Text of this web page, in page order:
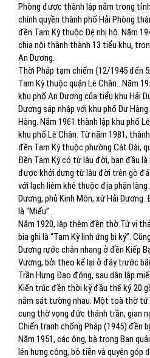
Phòng được thành lập nằm trong
chính quyền thành phố Hải Phòng
đền Tam Kỳ thuộc Đệ nhị hộ. Năm
chia nội thành thành 13 tiểu khu,
An Dương.
Thời Pháp tạm chiếm (12/1945 đến
Tam Kỳ thuộc quận Lê Chân.. Năm
khu phố An Dương của tiểu khu Hải
Dương sáp nhập với khu phố Dư
Hàng. Năm 1961 thành lập khu phố
khu phố Lê Chân. Từ năm 1981,
đền Tam Kỳ thuộc phường Cát Dài,
Đền Tam Kỳ có từ lâu đời, ban đầu
được khởi dựng từ lâu đời trên gò
với lạch liêm khê thuộc địa phận
Dương, phủ Kinh Môn, xứ Hải Dương.
là “Miếu”.
Năm 1920, lập thêm đền thờ Tứ vị
bia ghi là “Tam Kỳ linh ứng bi ký”.
Dương rước chân nhang ở đền Kiếp
Vương, bởi theo kể lại ở đây trước
Trần Hưng Đạo đóng, sau dân lập
Kiến trúc đền thời kỳ đầu thế kỷ 20
nằm sát tường nhau. Một toà thờ tứ
cung thờ vọng đức thánh trần, gian
Chiến tranh chống Pháp (1945) đền
Năm 1951, các ông, bà trong Ban
lên hưng công, bỏ tiền và quyên góp